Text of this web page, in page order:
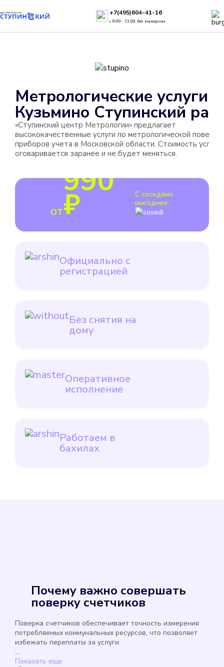
+7(495)604-41-16
с 8:00 - 21:00, без выходных
Метрологические услуги в
Кузьмино Ступинский
«Ступинский центр Метрологии» предлагает
высококачественные услуги по метрологической поверке
приборов учета в Московской области. Стоимость услуги
оговаривается заранее и не будет меняться.
С соседями
выгоднее
от
990
₽
Официально с
регистрацией
Без снятия на
дому
Оперативное
исполнение
Работаем в
бахилах
Почему важно совершать
поверку счетчиков
Поверка счетчиков обеспечивает точность измерения
потребляемых коммунальных ресурсов, что позволяет
избежать переплаты за услуги.
...
Показать еще